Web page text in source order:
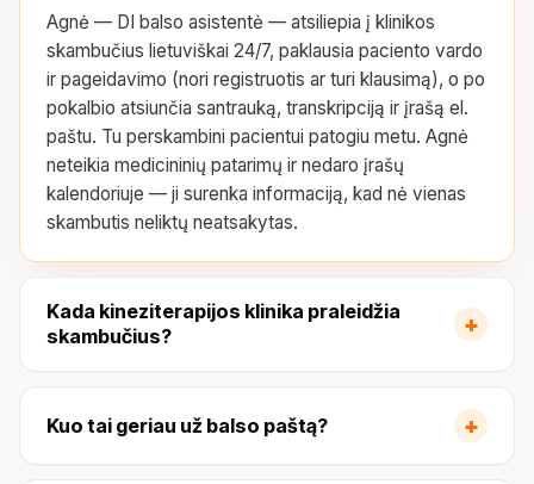
Agnė — DI balso asistentė — atsiliepia į klinikos
skambučius lietuviškai 24/7, paklausia paciento vardo
ir pageidavimo (nori registruotis ar turi klausimą), o po
pokalbio atsiunčia santrauką, transkripciją ir įrašą el.
paštu. Tu perskambini pacientui patogiu metu. Agnė
neteikia medicininių patarimų ir nedaro įrašų
kalendoriuje — ji surenka informaciją, kad nė vienas
skambutis neliktų neatsakytas.
Kada kineziterapijos klinika praleidžia
skambučius?
+
Kuo tai geriau už balso paštą? +